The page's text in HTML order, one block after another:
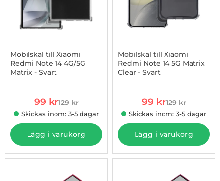
Mobilskal till Xiaomi
Redmi Note 14 4G/5G
Matrix - Svart
rea pris
99 krtidigare pris
129 kr
Skickas inom: 3-5 dagar
Lägg i varukorg
Mobilskal till Xiaomi
Redmi Note 14 5G Matrix
Clear - Svart
rea pris
99 krtidigare pris
129 kr
Skickas inom: 3-5 dagar
Lägg i varukorg